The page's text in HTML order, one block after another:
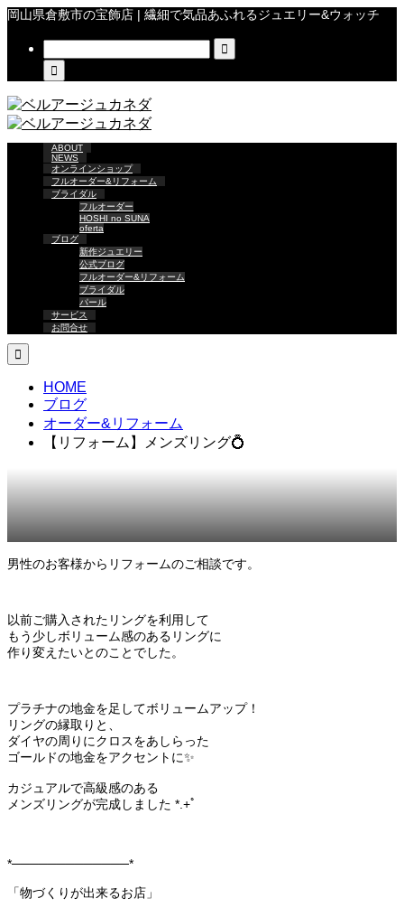
岡山県倉敷市の宝飾店 | 繊細で気品あふれるジュエリー&ウォッチ


ABOUT
NEWS
オンラインショップ
フルオーダー&リフォーム
ブライダル
フルオーダー
HOSHI no SUNA
oferta
ブログ
新作ジュエリー
公式ブログ
フルオーダー&リフォーム
ブライダル
パール
サービス
お問合せ

HOME
ブログ
オーダー&リフォーム
【リフォーム】メンズリング💍
男性のお客様からリフォームのご相談です。
以前ご購入されたリングを利用して
もう少しボリューム感のあるリングに
作り変えたいとのことでした。
プラチナの地金を足してボリュームアップ！
リングの縁取りと、
ダイヤの周りにクロスをあしらった
ゴールドの地金をアクセントに✨
カジュアルで高級感のある
メンズリングが完成しました *.+ﾟ
*─────────────*
「物づくりが出来るお店」